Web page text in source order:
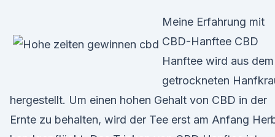
Meine Erfahrung mit
CBD-Hanftee CBD
Hanftee wird aus dem
getrockneten
hergestellt. Um einen hohen Gehalt von CBD in der
Ernte zu behalten, wird der Tee erst am Anfang